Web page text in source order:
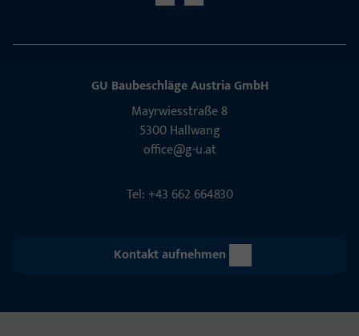
GU Baubeschläge Aus­tria GmbH
Mayrwies­straße 8
5300 Hall­wang
office@g-u.at
Tel: +43 662 664830
Kontakt aufnehmen